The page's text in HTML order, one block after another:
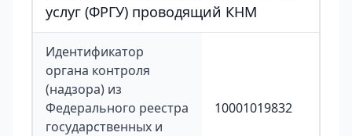
услуг (ФРГУ) проводящий КНМ
Идентификатор
органа контроля
(надзора) из
Федерального реестра
государственных и
10001019832